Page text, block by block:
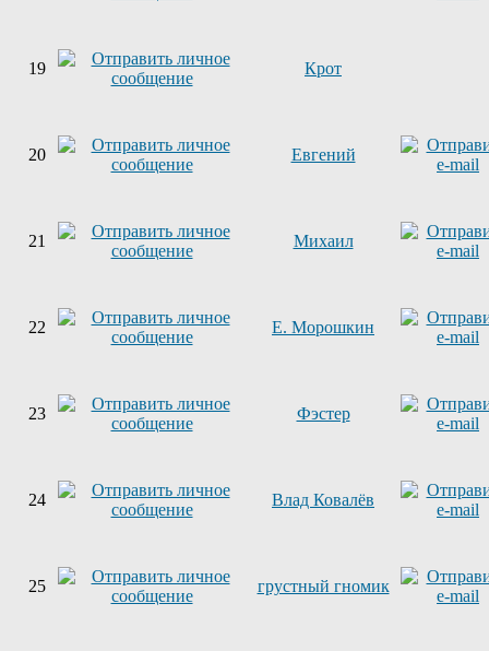
19 Крот
20 Евгений
21 Михаил
22 Е. Морошкин
23 Фэстер
24 Влад Ковалёв
25 грустный гномик